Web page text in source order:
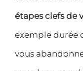
étapes clefs de
exemple durée
vous